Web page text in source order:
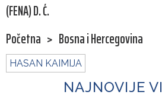
(FENA) D. Ć.
Početna > Bosna i Hercegovina
HASAN KAIMIJA
NAJNOVIJE